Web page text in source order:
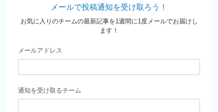
メールで投稿通知を受け取ろう！
お気に入りのチームの最新記事を1週間に1度メールでお届けし
ます！
メールアドレス
通知を受け取るチーム